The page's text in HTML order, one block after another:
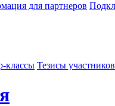
для партнеров
классы Тезисы